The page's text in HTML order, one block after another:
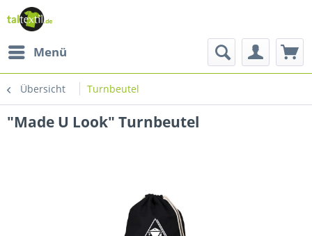
Menü
Übersicht Turnbeutel
"Made U Look" Turnbeutel